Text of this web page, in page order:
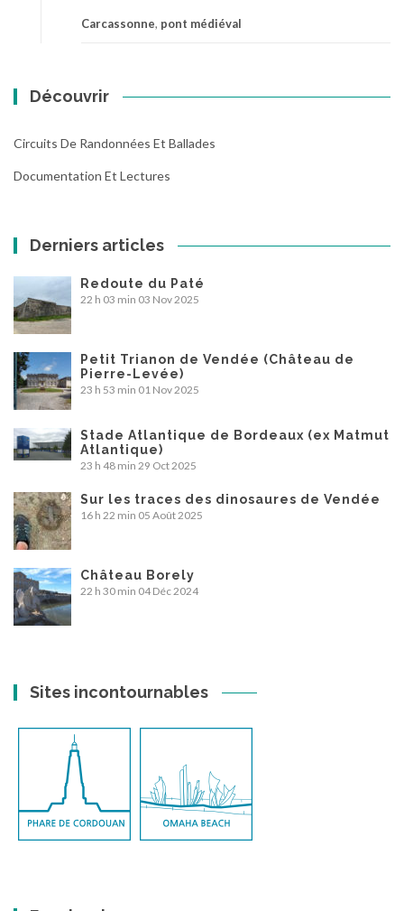
Carcassonne, pont médiéval
Découvrir
Circuits De Randonnées Et Ballades
Documentation Et Lectures
Derniers articles
Redoute du Paté
22 h 03 min 03 Nov 2025
Petit Trianon de Vendée (Château de
Pierre-Levée)
23 h 53 min 01 Nov 2025
Stade Atlantique de Bordeaux (ex Matmut
Atlantique)
23 h 48 min 29 Oct 2025
Sur les traces des dinosaures de Vendée
16 h 22 min 05 Août 2025
Château Borely
22 h 30 min 04 Déc 2024
Sites incontournables